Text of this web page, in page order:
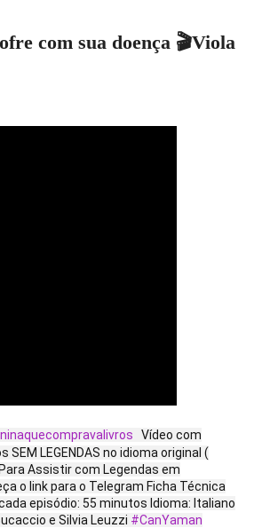
com sua doença 🎬Viola
Vídeo com
LEGENDAS no idioma original (
Assistir com Legendas em
o link para o Telegram Ficha Técnica
episódio: 55 minutos Idioma: Italiano
e Silvia Leuzzi #CanYaman